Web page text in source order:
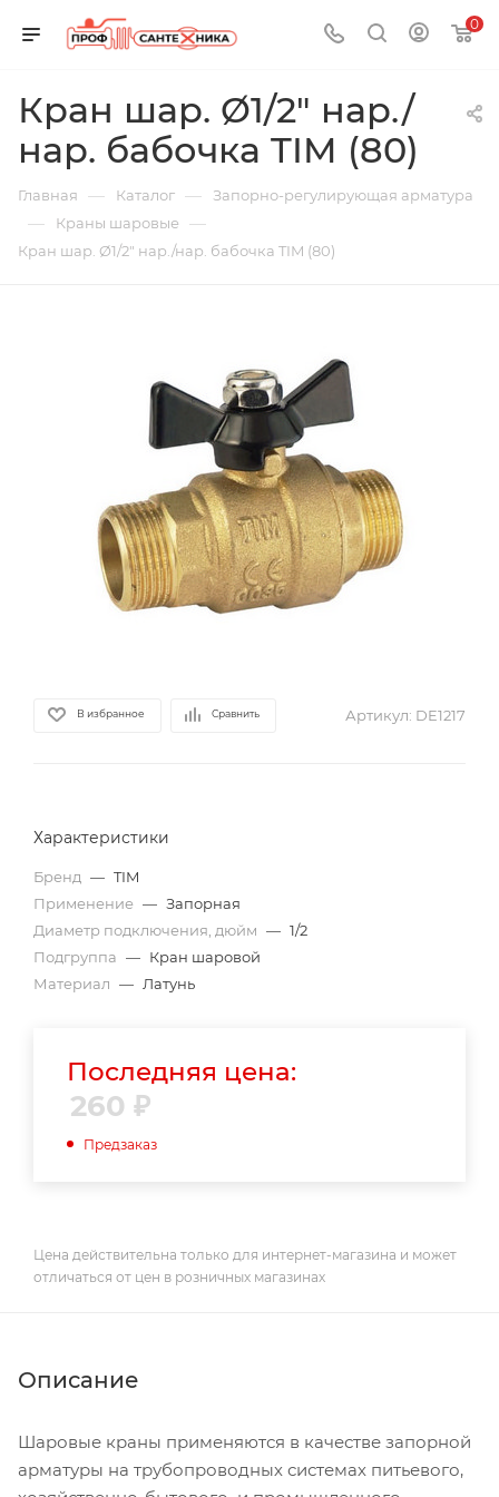
0
Кран шар. Ø1/2" нар./
нар. бабочка TIM (80)
Главная — Каталог — Запорно-регулирующая арматура
— Краны шаровые —
Кран шар. Ø1/2" нар./нар. бабочка TIM (80)
В избранное Сравнить Артикул: DE1217
Характеристики
Бренд — TIM
Применение — Запорная
Диаметр подключения, дюйм — 1/2
Подгруппа — Кран шаровой
Материал — Латунь
Последняя цена:
260 ₽
Предзаказ
Цена действительна только для интернет-магазина и может
отличаться от цен в розничных магазинах
Описание
Шаровые краны применяются в качестве запорной
арматуры на трубопроводных системах питьевого,